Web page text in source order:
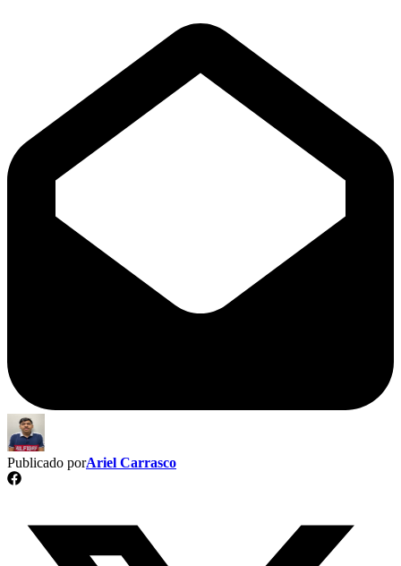
Publicado porAriel Carrasco